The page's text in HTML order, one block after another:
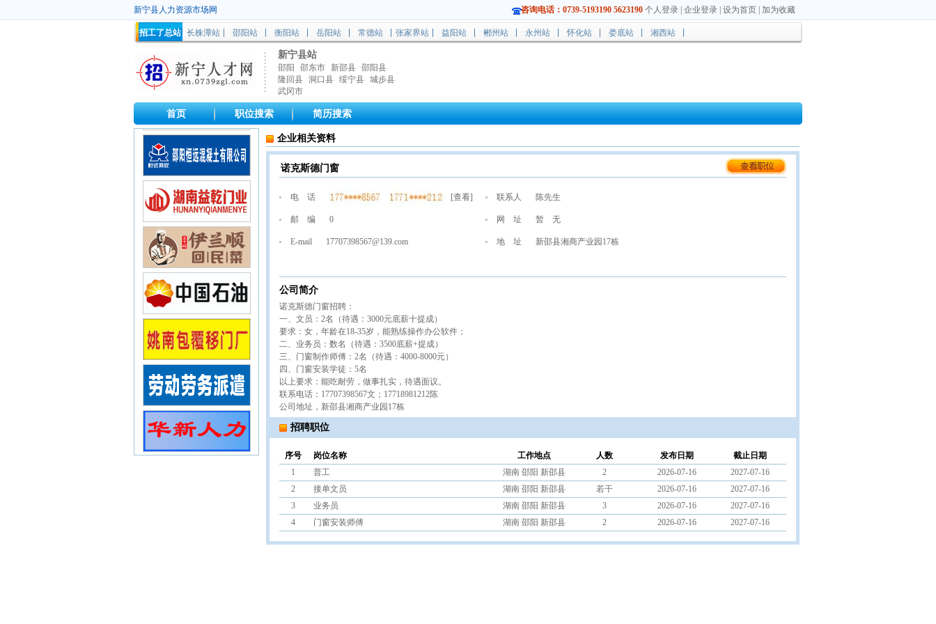
新宁县人力资源市场网 咨询电话：0739-5193190 5623190 个人登录 企业登录 设为首页 加为收藏
招工了总站 长株潭站 邵阳站 衡阳站 岳阳站 常德站 张家界站 益阳站 郴州站 永州站 怀化站 娄底站 湘西站
新宁县站
邵阳 邵东市 新邵县 邵阳县
隆回县 洞口县 绥宁县 城步县
武冈市
首页 职位搜索 简历搜索
企业相关资料
诺克斯德门窗
电 话 [查看] 联系人 陈先生
邮 编 0 网 址 暂 无
E-mail 17707398567@139.com 地 址 新邵县湘商产业园17栋
公司简介
诺克斯德门窗招聘：
一、文员：2名（待遇：3000元底薪十提成）
要求：女，年龄在18-35岁，能熟练操作办公软件；
二、业务员：数名（待遇：3500底薪+提成）
三、门窗制作师傅：2名（待遇：4000-8000元）
四、门窗安装学徒：5名
以上要求：能吃耐劳，做事扎实，待遇面议。
联系电话：17707398567文；17718981212陈
公司地址，新邵县湘商产业园17栋
招聘职位
序号 岗位名称 工作地点 人数 发布日期
截止日期
1
普工 湖南 邵阳 新邵县 2 2026-07-16
2027-07-16
2
接单文员 湖南 邵阳 新邵县 若干 2026-07-16
2027-07-16
3
业务员 湖南 邵阳 新邵县 3 2026-07-16
2027-07-16
4
门窗安装师傅 湖南 邵阳 新邵县 2 2026-07-16 2027-07-16